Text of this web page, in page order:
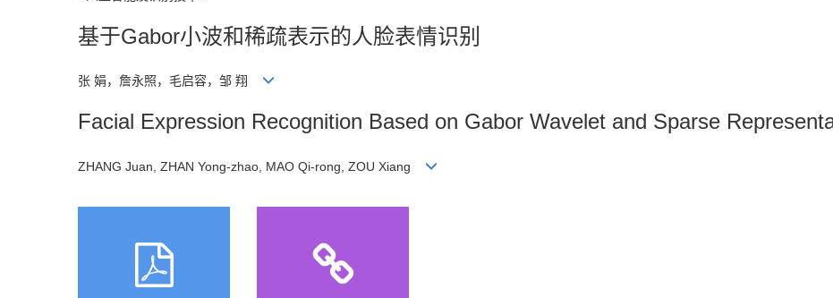
基于Gabor小波和稀疏表示的人脸表情识别
张 娟，詹永照，毛启容，邹 翔
Facial Expression Recognition Based on Gabor Wavelet and Sparse
ZHANG Juan, ZHAN Yong-zhao, MAO Qi-rong, ZOU Xiang